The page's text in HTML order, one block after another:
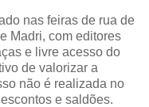
nas feiras de rua de
Madri, com editores
e livre acesso do
de valorizar a
não é realizada no
e saldões.